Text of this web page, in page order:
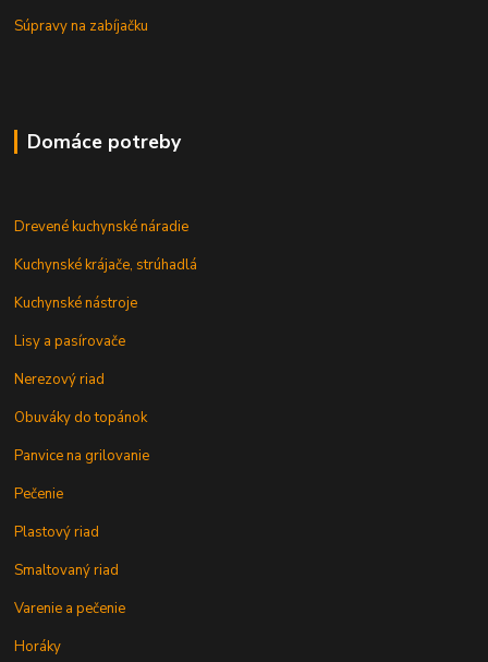
Súpravy na zabíjačku
Domáce potreby
Drevené kuchynské náradie
Kuchynské krájače, strúhadlá
Kuchynské nástroje
Lisy a pasírovače
Nerezový riad
Obuváky do topánok
Panvice na grilovanie
Pečenie
Plastový riad
Smaltovaný riad
Varenie a pečenie
Horáky